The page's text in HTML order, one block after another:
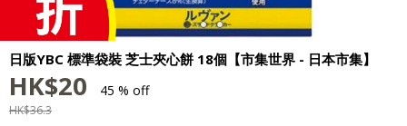
日版YBC 標準袋裝 芝士夾心餅 18個【市集世界 - 日本市集】
HK$20 45 % off
HK$36.3